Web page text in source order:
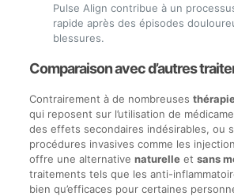
Pulse Align contribue à un
rapide après des épisodes
blessures.
Comparaison avec d’autres
Contrairement à de nombreuses
qui reposent sur l’utilisation de
des effets secondaires indésirables, ou
procédures invasives comme les
offre une alternative naturelleet sans
traitements tels que les anti-
bien qu’efficaces pour certaines